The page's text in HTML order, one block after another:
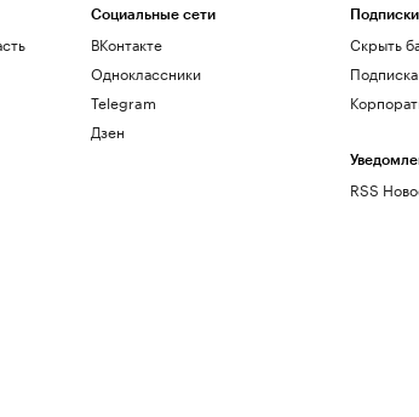
Социальные сети
ВКонтакте
Одноклассники
Telegram
Дзен
Подписки
Скрыть
RSS